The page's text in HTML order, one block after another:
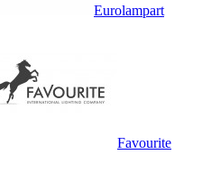
Eurolampart
Favourite